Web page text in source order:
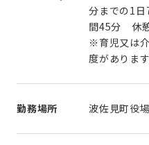
分までの1
間45分 休憩
※育児又は
度があります
勤務場所 波佐見町役場